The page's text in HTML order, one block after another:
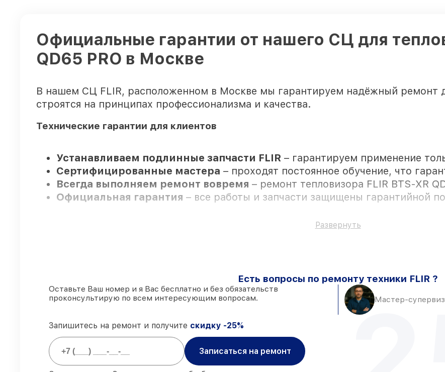
Официальные гарантии от нашего СЦ для
QD65 PRO в Москве
В нашем СЦ FLIR, расположенном в Москве мы гарантируем надёжный ремонт
строятся на принципах профессионализма и качества.
Технические гарантии для клиентов
Устанавливаем подлинные запчасти FLIR – гарантируем применение
Сертифицированные мастера – проходят постоянное обучение, что
Всегда выполняем ремонт вовремя – ремонт тепловизора FLIR BTS-XR
Официальная гарантия – все работы и запчасти защищены гарантийной
деталей FLIR имеются на складе в Москве, остальные доставляются
Подлинные запчасти FLIR и надёжные аналоги
– для разного бюджета
85%починок исполняются за 1–2 часа, после приёма тепловизора
Развернуть
Есть вопросы по ремонту техники FLIR ?
Оставьте Ваш номер и я Вас бесплатно и без обязательств
проконсультирую по всем интересующим вопросам.
Мастер-
Запишитесь на ремонт и получите скидку -25%
Записаться на ремонт